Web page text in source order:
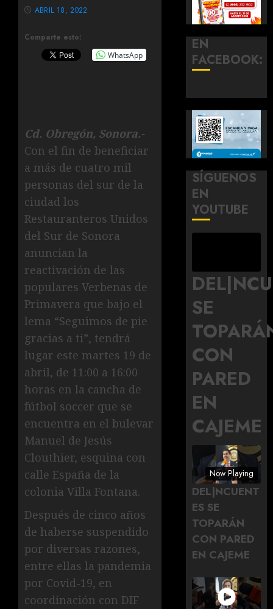
Comparte esto:
WhatsApp
ABRIL 18, 2022
Cd. Obregón, Sonora.-
Con el fin de beneficiar
a más de cuatro mil
personas del sur de la
ciudad los
Restauranteros Unidos
del Sur de Sonora
anuncian la
reactivación de las
populares Verbenas de
Primavera que bajo el
lema “Seguimos de pie
gracias a ti”, tendrá
lugar este martes 19 de
abril, de 11:00 a 16:00
horas en la cancha de
fútbol soccer que se
encuentra en el bulevar
Manuel de Jesús
Clouthier, esquina con
calle España de la
colonia Villa Fontana.
Después de cinco años
de haberse suspendido
por diversas razones,
entre ellas la pandemia
por Covid-19, en
coordinación con DIF
EN
FACEBOOK:
SÍGUENOS
EN
YOUTUBE
SE
CON
PARED
EN
CAJEME
Now Playing
DEL|NCUENT
ES SE
TOPARÁN
CON PARED
EN CAJEME